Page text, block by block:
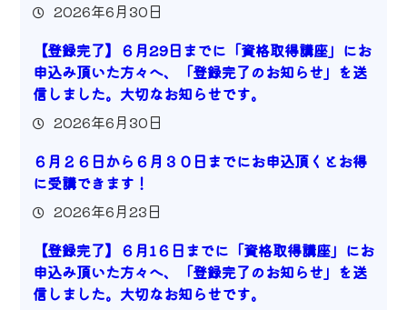
2026年6月30日
【登録完了】６月29日までに「資格取得講座」にお
申込み頂いた方々へ、「登録完了のお知らせ」を送
信しました。大切なお知らせです。
2026年6月30日
６月２６日から６月３０日までにお申込頂くとお得
に受講できます！
2026年6月23日
【登録完了】６月1６日までに「資格取得講座」にお
申込み頂いた方々へ、「登録完了のお知らせ」を送
信しました。大切なお知らせです。